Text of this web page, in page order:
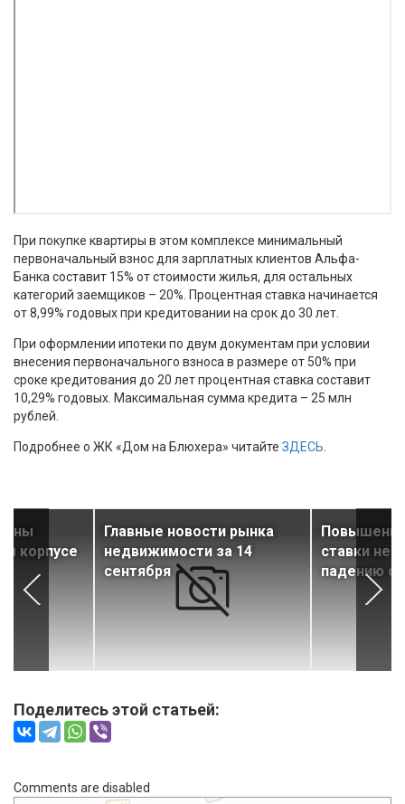
При покупке квартиры в этом комплексе минимальный
первоначальный взнос для зарплатных клиентов Альфа-
Банка составит 15% от стоимости жилья, для остальных
категорий заемщиков – 20%. Процентная ставка начинается
от 8,99% годовых при кредитовании на срок до 30 лет.
При оформлении ипотеки по двум документам при условии
внесения первоначального взноса в размере от 50% при
сроке кредитования до 20 лет процентная ставка составит
10,29% годовых. Максимальная сумма кредита – 25 млн
рублей.
Подробнее о ЖК «Дом на Блюхера» читайте ЗДЕСЬ
корпусе
Главные новости рынка
недвижимости за 14
сентября
ставки не
падению
Поделитесь этой статьей:
Comments are disabled